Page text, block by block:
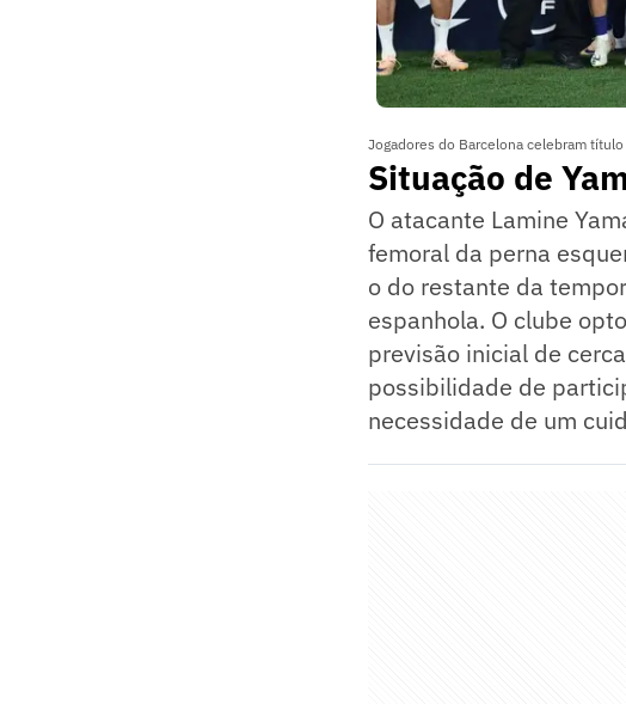
Jogadores do Barcelona celebram
Situação de
O atacante Lamine
femoral da perna
o do restante da
espanhola. O clube
previsão inicial de
possibilidade de
necessidade de um